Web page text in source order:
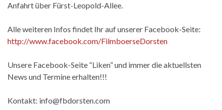
Anfahrt über Fürst-Leopold-Allee.
Alle weiteren Infos findet Ihr auf unserer Facebook-Seite:
http://www.facebook.com/FilmboerseDorsten
Unsere Facebook-Seite “Liken” und immer die aktuellsten
News und Termine erhalten!!!
Kontakt: info@fbdorsten.com